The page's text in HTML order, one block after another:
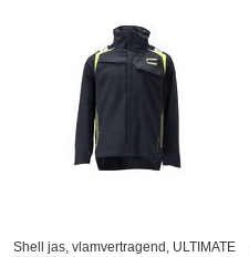
Shell jas, vlamvertragend, ULTIMATE